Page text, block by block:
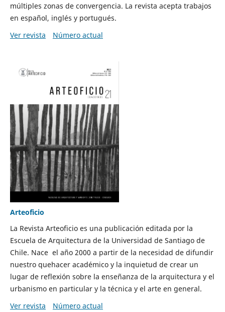
múltiples zonas de convergencia. La revista acepta trabajos
en español, inglés y portugués.
Ver revista
Número actual
Arteoficio
La Revista Arteoficio es una publicación editada por la
Escuela de Arquitectura de la Universidad de Santiago de
Chile. Nace el año 2000 a partir de la necesidad de difundir
nuestro quehacer académico y la inquietud de crear un
lugar de reflexión sobre la enseñanza de la arquitectura y el
urbanismo en particular y la técnica y el arte en general.
Ver revista
Número actual